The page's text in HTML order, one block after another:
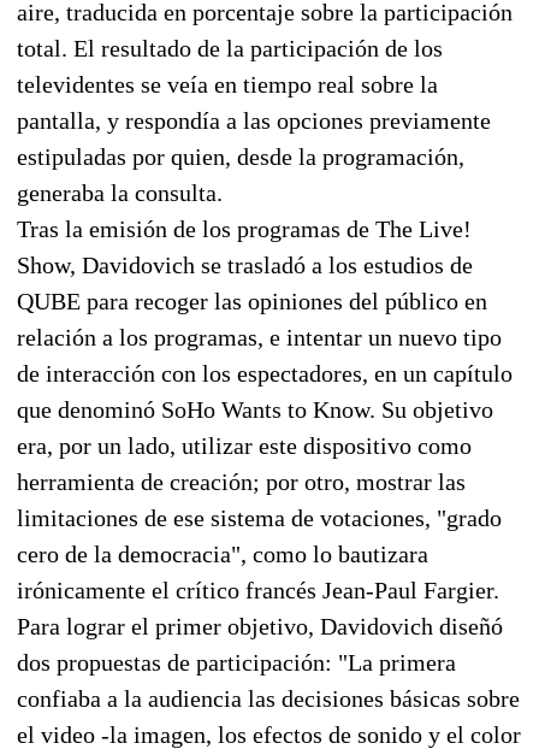
aire, traducida en porcentaje sobre la participación
total. El resultado de la participación de los
televidentes se veía en tiempo real sobre la
pantalla, y respondía a las opciones previamente
estipuladas por quien, desde la programación,
generaba la consulta.
Tras la emisión de los programas de The Live!
Show, Davidovich se trasladó a los estudios de
QUBE para recoger las opiniones del público en
relación a los programas, e intentar un nuevo tipo
de interacción con los espectadores, en un capítulo
que denominó SoHo Wants to Know. Su objetivo
era, por un lado, utilizar este dispositivo como
herramienta de creación; por otro, mostrar las
limitaciones de ese sistema de votaciones, "grado
cero de la democracia", como lo bautizara
irónicamente el crítico francés Jean-Paul Fargier.
Para lograr el primer objetivo, Davidovich diseñó
dos propuestas de participación: "La primera
confiaba a la audiencia las decisiones básicas sobre
el video -la imagen, los efectos de sonido y el color